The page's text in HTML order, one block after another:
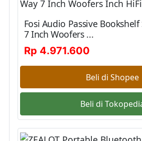
Fosi Audio Passive
7 Inch Woofers ...
Rp 4.971.600
Beli di Shopee
Beli di